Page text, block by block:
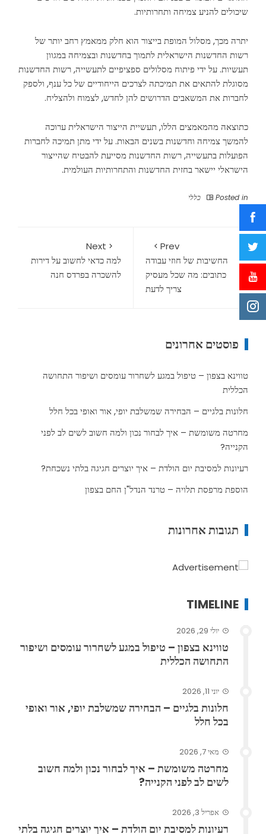
שיכולים להניע צמיחה ותחרותיות.
יתרה מכך, מסלול המופת בייצור הוא חלק ממאמץ רחב יותר של
רשות החדשנות הישראלית לתמוך בחדשנות ובצמיחה במגוון
תעשיות. על ידי פיתוח מסלולים ספציפיים לתעשייה, רשות החדשנות
מסוגלת להתאים את תמיכתה לצרכים הייחודיים של כל ענף, ולספק
לחברות את המשאבים הדרושים להן לחדש, לצמוח ולהצליח.
כתוצאה מהמאמצים הללו, תעשיית הייצור הישראלית ערוכה
להמשך צמיחה וחדשנות בשנים הבאות. על ידי מתן תמיכה לחברות
הפועלות בתעשייה, רשות החדשנות מסייעת להבטיח שהייצור
הישראלי יישאר בחזית החדשנות והתחרותיות העולמית.
Posted in כללי
Prev
החשיבות של חוזי עבודה
כתובים: מה שכל מעסיק
צריך לדעת
Next
למה כדאי לחשוב על דירות
להשכרה בפרדס חנה
פוסטים אחרונים
טווינא בצפון – טיפול במגע לשחרור עומסים ושיפור התחושה
הכללית
חלונות בלגיים – הבחירה שמשלבת יופי, אור ואופי בכל חלל
מחרטה משומשת – איך לבחור נכון ולמה חשוב לשים לב לפני
הקנייה?
רעיונות למסיבת יום הולדת – איך יוצרים חגיגה בלתי נשכחת?
הוספת מרפסת תלויה – טרנד הנדל"ן החם בצפון
תגובות אחרונות
TIMELINE
יולי 29, 2026
טווינא בצפון – טיפול במגע לשחרור עומסים ושיפור
התחושה הכללית
יוני 11, 2026
חלונות בלגיים – הבחירה שמשלבת יופי, אור ואופי
בכל חלל
מאי 7, 2026
מחרטה משומשת – איך לבחור נכון ולמה חשוב
לשים לב לפני הקנייה?
אפריל 3, 2026
רעיונות למסיבת יום הולדת – איך יוצרים חגיגה בלתי